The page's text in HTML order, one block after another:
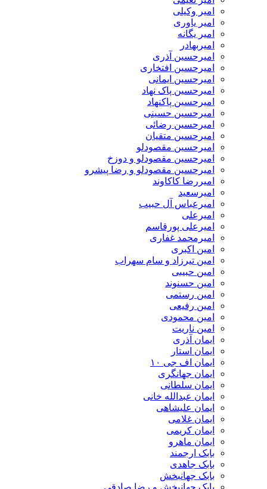
امیر وکیلی
امیر یاوری
امیر یگانه
امیربهادر
امیرحسین آذری
امیرحسین افتخاری
امیرحسین ایمانی
امیرحسین پاک نهاد
امیرحسین پاکنهاد
امیرحسین حسینی
امیرحسین رضائی
امیرحسین متقیان
امیرحسین مقصودلو
امیرحسین مقصودلو و دوزخ
امیرحسین مقصودلو و رضا پیشرو
امیررضا کاکاوند
امیرسعید
امیرعباس آل حبیب
امیرعلی
امیرعلی پورقاسم
امیرمحمد غفاری
امین اکبری
امین تیرزاد و سام سهراب
امین حبیبی
امین حسنوند
امین رستمی
امین رفیعی
امین محمودی
امین ناریت
ایمان آذری
ایمان استار
ایمان اف جی ۱۰
ایمان جهانگری
ایمان سلطانی
ایمان عبدالله خانی
ایمان علیشاهی
ایمان غلامی
ایمان کریمی
ایمان ماهرو
بابک ارجمند
بابک جاهدی
بابک جهانبخش
بابک جهانبخش و رضا صادقی